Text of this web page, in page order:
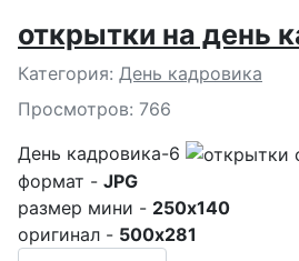
открытки на день
Подробности
Категория: День кадровика
Просмотров: 766
День кадровика-6
формат - JPG
размер мини - 250x140
оригинал - 500x281